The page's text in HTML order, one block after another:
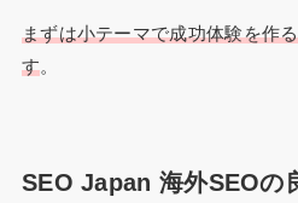
まずは小テーマで成功体験を作
す。
SEO Japan 海外SEOの